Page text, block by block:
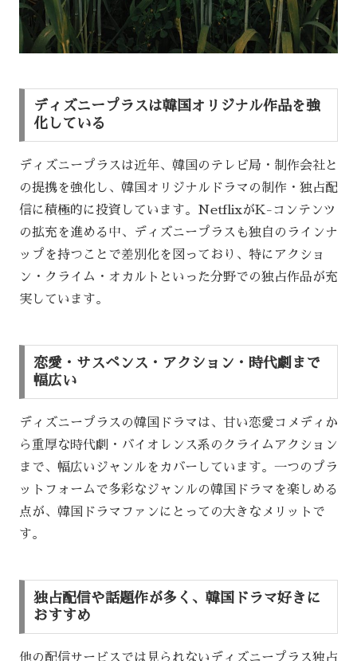
ディズニープラスは韓国オリジナル作品を強
化している
ディズニープラスは近年、韓国のテレビ局・制作会社と
の提携を強化し、韓国オリジナルドラマの制作・独占配
信に積極的に投資しています。NetflixがK-コンテンツ
の拡充を進める中、ディズニープラスも独自のラインナ
ップを持つことで差別化を図っており、特にアクショ
ン・クライム・オカルトといった分野での独占作品が充
実しています。
恋愛・サスペンス・アクション・時代劇まで
幅広い
ディズニープラスの韓国ドラマは、甘い恋愛コメディか
ら重厚な時代劇・バイオレンス系のクライムアクション
まで、幅広いジャンルをカバーしています。一つのプラ
ットフォームで多彩なジャンルの韓国ドラマを楽しめる
点が、韓国ドラマファンにとっての大きなメリットで
す。
独占配信や話題作が多く、韓国ドラマ好きに
おすすめ
他の配信サービスでは見られないディズニープラス独占